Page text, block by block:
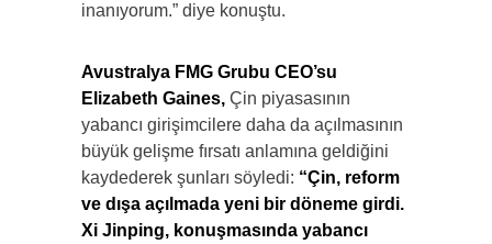
inanıyorum.” diye konuştu.
Avustralya FMG Grubu CEO’su
Elizabeth Gaines, Çin piyasasının
yabancı girişimcilere daha da açılmasının
büyük gelişme fırsatı anlamına geldiğini
kaydederek şunları söyledi: “Çin, reform
ve dışa açılmada yeni bir döneme girdi.
Xi Jinping, konuşmasında yabancı